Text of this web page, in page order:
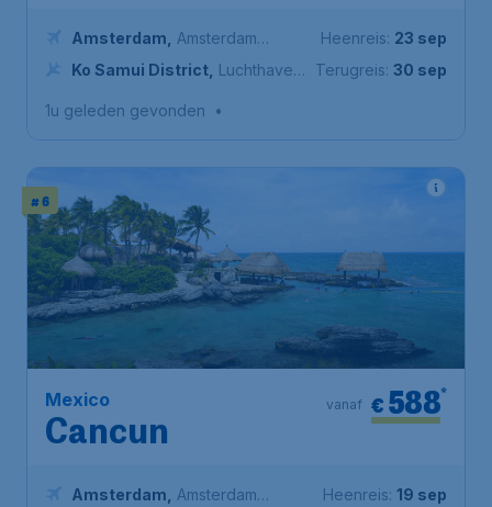
Amsterdam
Amsterdam
Airport Schiphol
Ko Samui District Luchthaven
Heenreis: 23 sep
Terugreis: 30 sep
1u geleden gevonden •
# 6
Mexico
Cancun
€ 588*
vanaf
Amsterdam
Amsterdam
Heenreis: 19 sep